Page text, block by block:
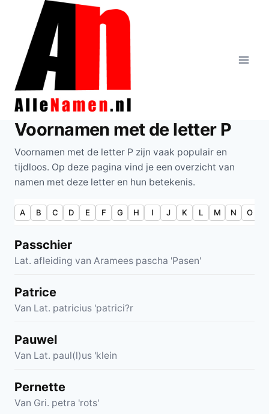
Doorgaan
inhoud
Voornamen met de letter P
Voornamen met de letter P zijn vaak populair en
tijdloos. Op deze pagina vind je een overzicht van
namen met deze letter en hun betekenis.
A B C D E F G H I J K L M N O
Passchier
Lat. afleiding van Aramees pascha 'Pasen'
Patrice
Van Lat. patricius 'patrici?r
Pauwel
Van Lat. paul(l)us 'klein
Pernette
Van Gri. petra 'rots'